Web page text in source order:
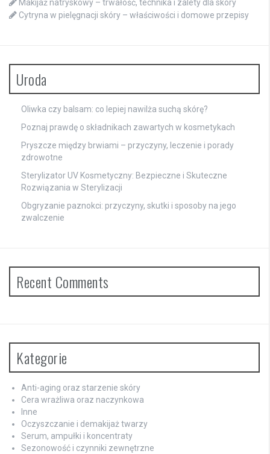
Makijaż natryskowy – trwałość, technika i zalety dla skóry
Cytryna w pielęgnacji skóry – właściwości i domowe przepisy
Uroda
Oliwka czy balsam: co lepiej nawilża suchą skórę?
Poznaj prawdę o składnikach zawartych w kosmetykach
Pryszcze między brwiami – przyczyny, leczenie i porady
zdrowotne
Sterylizator UV Kosmetyczny: Bezpieczne i Skuteczne
Rozwiązania w Sterylizacji
Obgryzanie paznokci: przyczyny, skutki i sposoby na jego
zwalczenie
Recent Comments
Kategorie
Anti-aging oraz starzenie skóry
Cera wrażliwa oraz naczynkowa
Inne
Oczyszczanie i demakijaż twarzy
Serum, ampułki i koncentraty
Sezonowość i czynniki zewnętrzne